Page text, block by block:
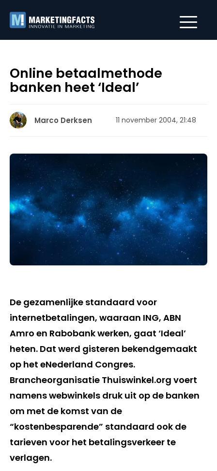
Online betaalmethode
banken heet ‘Ideal’
Marco Derksen 11 november 2004, 21:48
De gezamenlijke standaard voor
internetbetalingen, waaraan ING, ABN
Amro en Rabobank werken, gaat ‘Ideal’
heten. Dat werd gisteren bekendgemaakt
op het eNederland Congres.
Brancheorganisatie Thuiswinkel.org voert
namens webwinkels druk uit op de banken
om met de komst van de
“kostenbesparende” standaard ook de
tarieven voor het betalingsverkeer te
verlagen.